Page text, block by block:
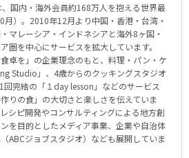
国内・海外会員約168万人を抱える世界最
）。2010年12月より中国・香港・台湾・
マレーシア・インドネシアと海外8ヶ国・
圏を中心にサービスを拡大しています。
食卓を」の企業理念のもと、料理・パン・ケ
Studio」、4歳からのクッキングスタジオ
回完結の「１day lesson」などのサービス
りの食」の大切さと楽しさを伝えていま
シピ開発やコンサルティングによる地方創
を目的としたメディア事業、企業や自治体
ABCジョブスタジオ）なども展開していま